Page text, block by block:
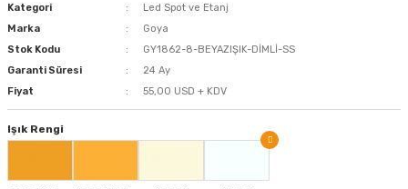
Kategori
Led Spot ve Etanj
Marka
Goya
Stok Kodu
GY1862-8-BEYAZIŞIK-DİMLİ-SS
Garanti Süresi
24 Ay
Fiyat
55,00 USD + KDV
Işık Rengi